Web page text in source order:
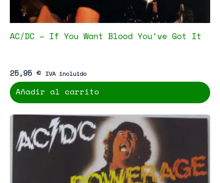
AC/DC – If You Want Blood You’ve Got It
25,95 € IVA incluido
Añadir al carrito